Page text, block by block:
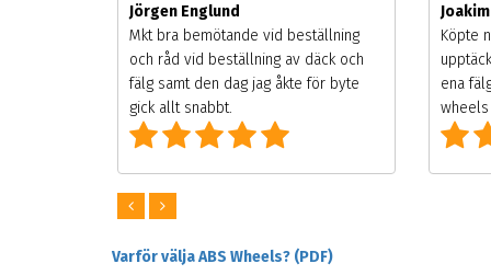
Jörgen Englund
Mkt bra bemötande vid beställning
och råd vid beställning av däck och
fälg samt den dag jag åkte för byte
gick allt snabbt.
Köpte
ena
Varför välja ABS Wheels? (PDF)